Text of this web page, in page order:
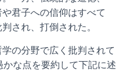
君子への信仰はすべて
され、打倒された。
の分野で広く批判されて
な点を要約して下記に述